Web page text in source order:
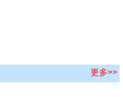
更多>>